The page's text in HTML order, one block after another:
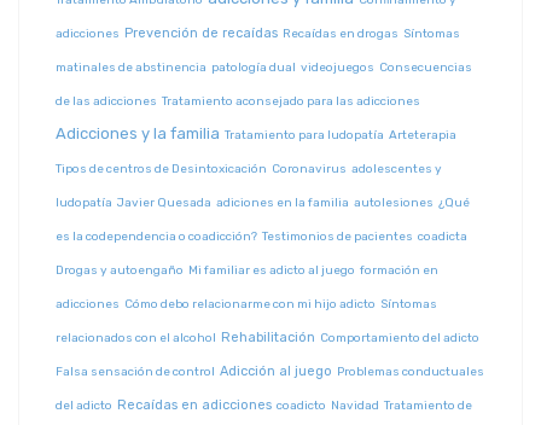
adicciones Prevención de recaídas Recaídas en drogas Síntomas
matinales de abstinencia patología dual videojuegos Consecuencias
de las adicciones Tratamiento aconsejado para las adicciones
Adicciones y la familia Tratamiento para ludopatía Arteterapia
Tipos de centros de Desintoxicación Coronavirus adolescentes y
ludopatía Javier Quesada adiciones en la familia autolesiones ¿Qué
es la codependencia o coadicción? Testimonios de pacientes coadicta
Drogas y autoengaño Mi familiar es adicto al juego formación en
adicciones Cómo debo relacionarme con mi hijo adicto Síntomas
relacionados con el alcohol Rehabilitación Comportamiento del adicto
Falsa sensación de control Adicción al juego Problemas conductuales
del adicto Recaídas en adicciones coadicto Navidad Tratamiento de